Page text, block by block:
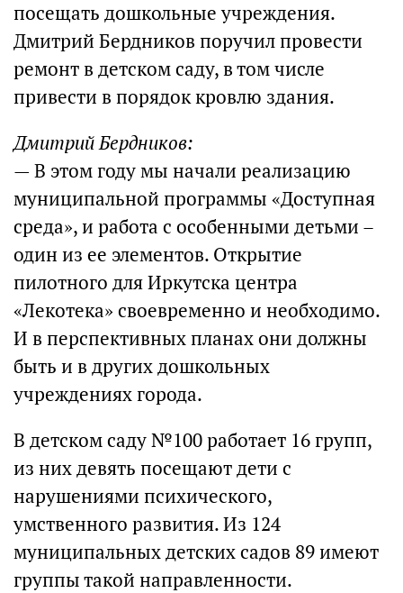
посещать дошкольные учреждения.
Дмитрий Бердников поручил провести
ремонт в детском саду, в том числе
привести в порядок кровлю здания.
Дмитрий Бердников:
— В этом году мы начали реализацию
муниципальной программы «Доступная
среда», и работа с особенными детьми –
один из ее элементов. Открытие
пилотного для Иркутска центра
«Лекотека» своевременно и необходимо.
И в перспективных планах они должны
быть и в других дошкольных
учреждениях города.
В детском саду №100 работает 16 групп,
из них девять посещают дети с
нарушениями психического,
умственного развития. Из 124
муниципальных детских садов 89 имеют
группы такой направленности.